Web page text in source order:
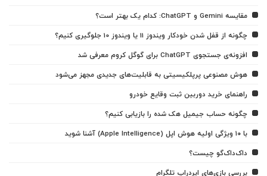
مقایسه Gemini و ChatGPT: کدام یک بهتر است؟
چگونه از قفل شدن خودکار ویندوز 11 یا ویندوز 10 جلوگیری کنیم؟
افزونه‌ی جستجوی ChatGPT برای گوگل کروم معرفی شد
هوش مصنوعی پرپلکیسیتی به قابلیت‌های جدیدی مجهز می‌شود
راهنمای خرید دوربین ثبت وقایع خودرو
چگونه حساب جیمیل هک شده را بازیابی کنیم؟
با ۱۰ ویژگی اولیه هوش اپل (Apple Intelligence) آشنا شوید
داک‌داک‌گو چیست؟
بررسی بازی‌های ایردراپ تلگرام